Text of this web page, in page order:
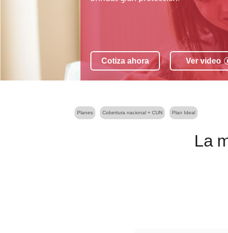
Cotiza ahora Ver video
Planes Cobertura nacional + CUN Plan Ideal
La